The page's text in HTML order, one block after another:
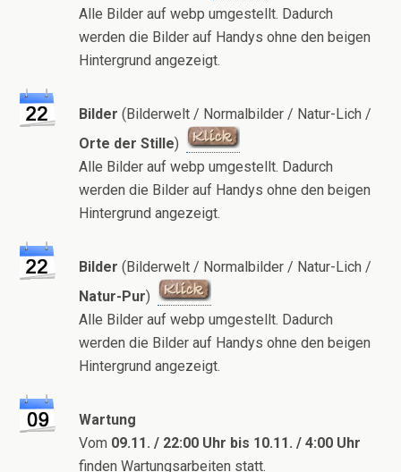
Alle Bilder auf webp umgestellt. Dadurch
werden die Bilder auf Handys ohne den beigen
Hintergrund angezeigt.
Bilder (Bilderwelt / Normalbilder / Natur-Lich /
Orte der Stille)
Alle Bilder auf webp umgestellt. Dadurch
werden die Bilder auf Handys ohne den beigen
Hintergrund angezeigt.
Bilder (Bilderwelt / Normalbilder / Natur-Lich /
Natur-Pur)
Alle Bilder auf webp umgestellt. Dadurch
werden die Bilder auf Handys ohne den beigen
Hintergrund angezeigt.
Wartung
Vom 09.11. / 22:00 Uhr bis 10.11. / 4:00 Uhr
finden Wartungsarbeiten statt.